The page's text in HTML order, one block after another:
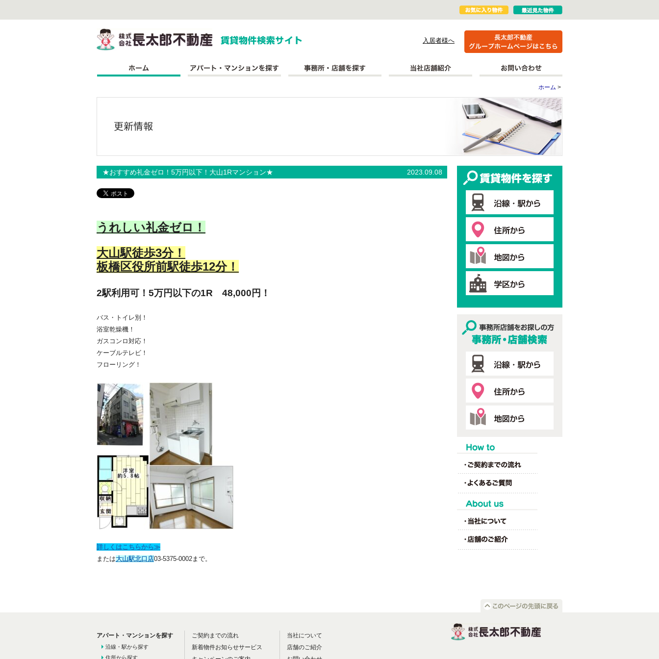
入居者様へ
ホーム >
★おすすめ礼金ゼロ！5万円以下！大山1Rマンション★ 2023.09.08
うれしい礼金ゼロ！
大山駅徒歩3分！
板橋区役所前駅徒歩12分！
2駅利用可！5万円以下の1R 48,000円！
バス・トイレ別！
浴室乾燥機！
ガスコンロ対応！
ケーブルテレビ！
フローリング！
詳しくはこちらから≫
または大山駅北口店03-5375-0002まで。
アパート・マンションを探す
沿線・駅から探す
住所から探す
ご契約までの流れ
新着物件お知らせサービス
当社について
店舗のご紹介